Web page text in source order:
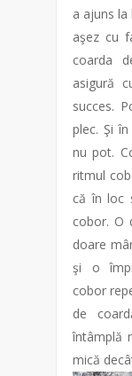
a ajuns la
aşez cu
coarda
asigură
succes.
plec. Şi
nu pot.
ritmul
că în loc
cobor. O
doare
şi o
cobor
de
întâmplă
mică